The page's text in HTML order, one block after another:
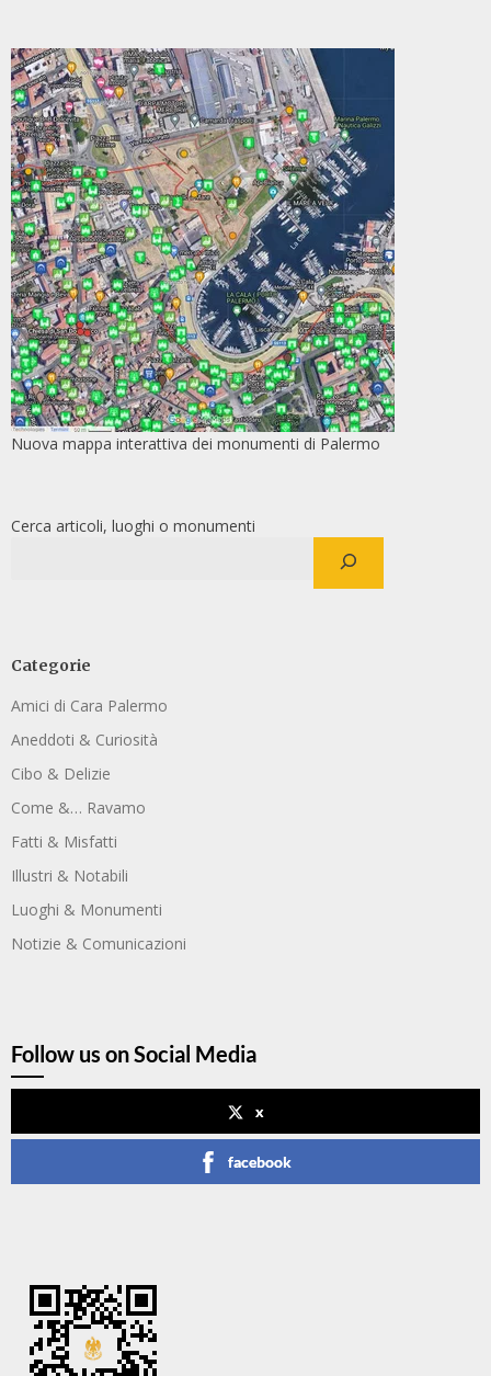
Nuova mappa interattiva dei monumenti di Palermo
Cerca articoli, luoghi o monumenti
Categorie
Amici di Cara Palermo
Aneddoti & Curiosità
Cibo & Delizie
Come &… Ravamo
Fatti & Misfatti
Illustri & Notabili
Luoghi & Monumenti
Notizie & Comunicazioni
Follow us on Social Media
x
facebook